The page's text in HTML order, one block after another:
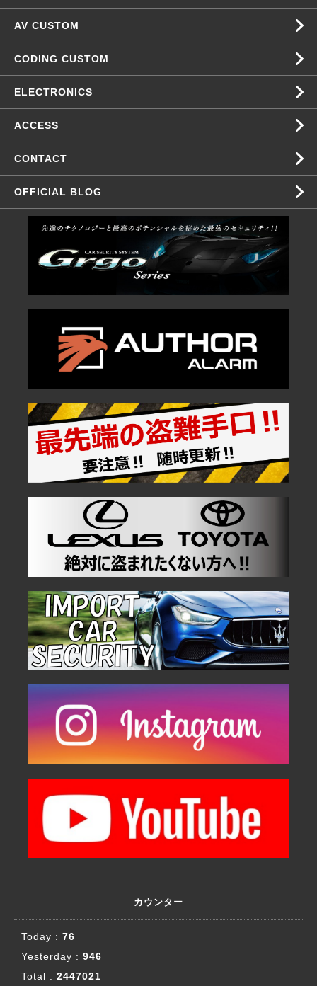
AV CUSTOM
CODING CUSTOM
ELECTRONICS
ACCESS
CONTACT
OFFICIAL BLOG
カウンター
Today : 76
Yesterday : 946
Total : 2447021